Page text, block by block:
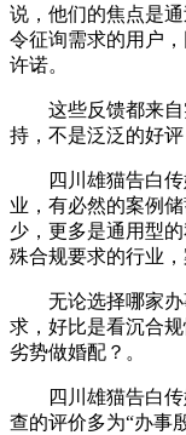
说，他们的焦点是
令征询需求的用户
许诺。
这些反馈都来自
持，不是泛泛的好
四川雄猫告白传
业，有必然的案例
少，更多是通用型
殊合规要求的行业
无论选择哪家办
求，好比是看沉合
劣势做婚配？。
四川雄猫告白传
查的评价多为“办事